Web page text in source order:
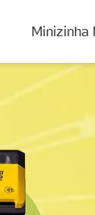
Minizinha